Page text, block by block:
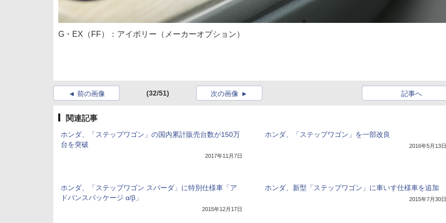
G・EX（FF）：アイボリー（メーカーオプション）
前の画像 (32/51) 記事へ
次の画像
関連記事
ホンダ、「ステップワゴン」の国内累計販売台数が150万
台を突破
2017年11月7日
ホンダ、「ステップワゴン」を一部改良
2016年5月13日
ホンダ、「ステップワゴン スパーダ」に特別仕様車「ア
ドバンスパッケージ α/β」
2015年12月17日
ホンダ、新型「ステップワゴン」に車いす仕様車を追加
2015年7月30日